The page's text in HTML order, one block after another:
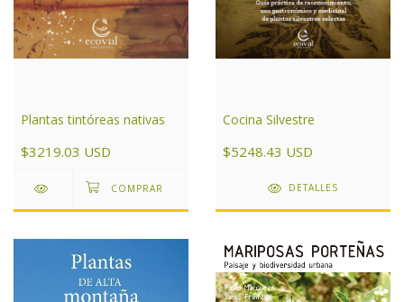
Plantas tintóreas nativas
$3219.03 USD
Cocina Silvestre
$5248.43 USD
DETALLES